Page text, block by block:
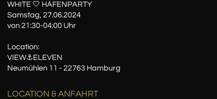
WHITE 🤍 HAFENPARTY
Samstag, 27.06.2024
von 21:30-04:00 Uhr
Location:
VIEW⚓️ELEVEN
Neumühlen 11 - 22763 Hamburg
LOCATION & ANFAHRT